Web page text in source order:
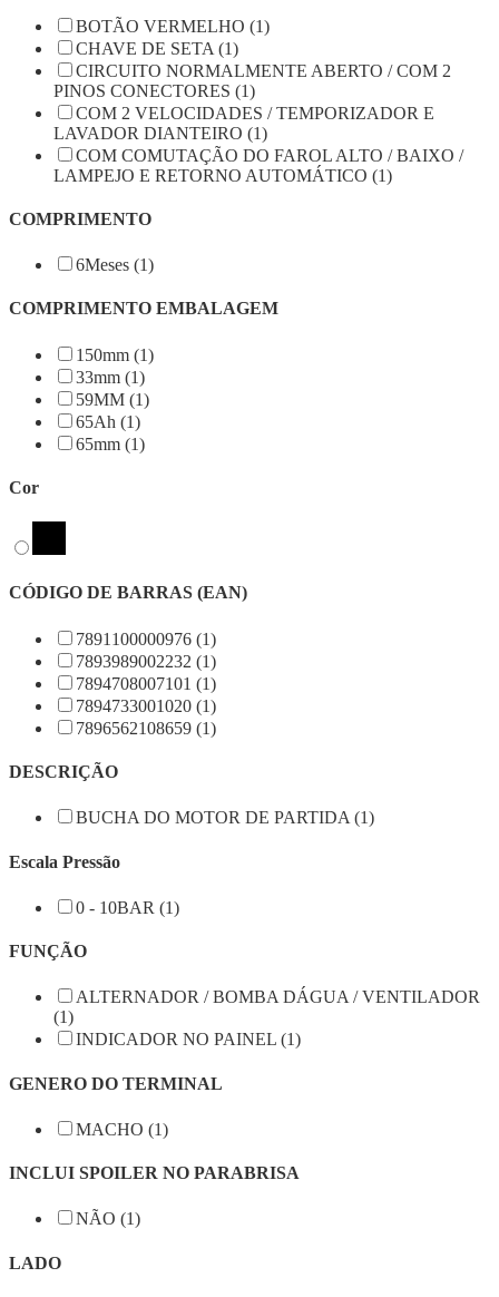
BOTÃO VERMELHO (1)
CHAVE DE SETA (1)
CIRCUITO NORMALMENTE ABERTO / COM 2
PINOS CONECTORES (1)
COM 2 VELOCIDADES / TEMPORIZADOR E
LAVADOR DIANTEIRO (1)
COM COMUTAÇÃO DO FAROL ALTO / BAIXO /
LAMPEJO E RETORNO AUTOMÁTICO (1)
COMPRIMENTO
6Meses (1)
COMPRIMENTO EMBALAGEM
150mm (1)
33mm (1)
59MM (1)
65Ah (1)
65mm (1)
Cor
CÓDIGO DE BARRAS (EAN)
7891100000976 (1)
7893989002232 (1)
7894708007101 (1)
7894733001020 (1)
7896562108659 (1)
DESCRIÇÃO
BUCHA DO MOTOR DE PARTIDA (1)
Escala Pressão
0 - 10BAR (1)
FUNÇÃO
ALTERNADOR / BOMBA DÁGUA / VENTILADOR
(1)
INDICADOR NO PAINEL (1)
GENERO DO TERMINAL
MACHO (1)
INCLUI SPOILER NO PARABRISA
NÃO (1)
LADO